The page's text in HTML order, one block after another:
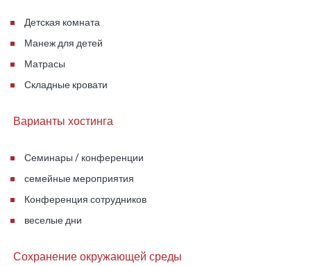
Высокий Уровень Гостеприимства
Профессиональная летняя кухня включает
угольный гриль, газовый гриль, рабочую
поверхность и холодильник.
Для гостей также доступен настольный теннис.
Элегантное вечернее освещение и внимание к
деталям ощущаются в каждом уголке
комплекса.
Во время экскурсии нас сопровождал Амос
Детская комната
Манеж для детей
Матрасы
Складные кровати
Варианты хостинга
Семинары / конференции
семейные мероприятия
Конференция сотрудников
веселые дни
Сохранение окружающей среды